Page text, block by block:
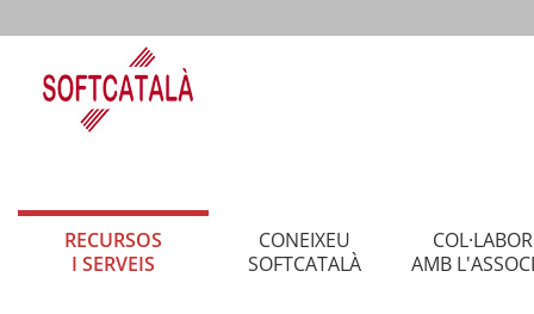
RECURSOS
I SERVEIS
CONEIXEU
SOFTCATALÀ
AMB